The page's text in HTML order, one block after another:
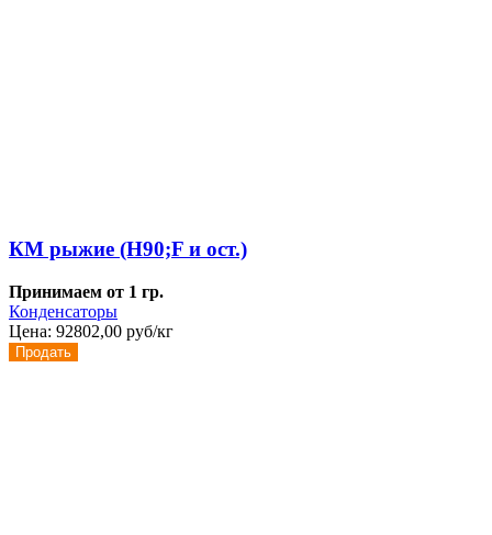
КМ рыжие (H90;F и ост.)
Принимаем от 1 гр.
Конденсаторы
Цена: 92802,00 руб/кг
Продать